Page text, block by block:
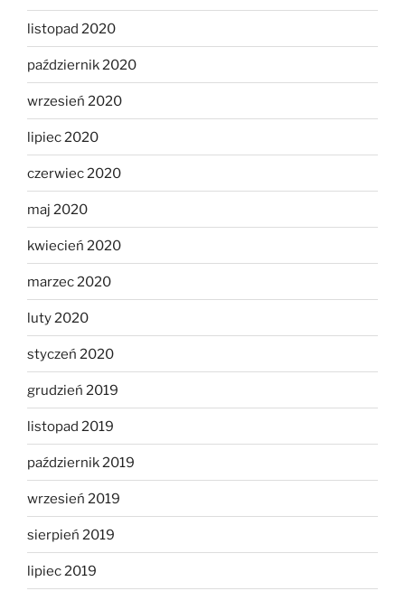
listopad 2020
październik 2020
wrzesień 2020
lipiec 2020
czerwiec 2020
maj 2020
kwiecień 2020
marzec 2020
luty 2020
styczeń 2020
grudzień 2019
listopad 2019
październik 2019
wrzesień 2019
sierpień 2019
lipiec 2019